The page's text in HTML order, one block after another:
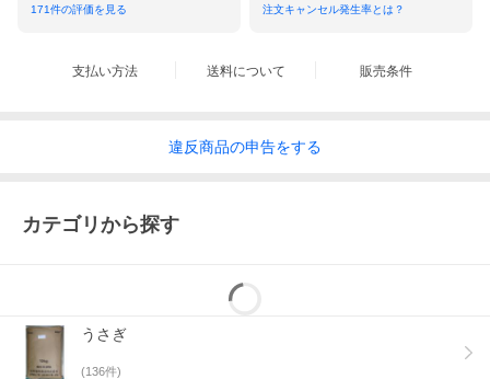
商品に悪影響のない最低限の配慮を持って梱包させて頂いており
ますので、ご協力、ご理解のほど宜しくお願い申し上げます。
171件の評価を見る 注文キャンセル発生率とは？
支払い方法 送料について 販売条件
違反商品の申告をする
カテゴリから探す
うさぎ
(136件)